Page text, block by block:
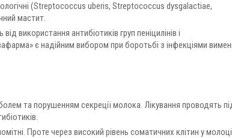
(Streptococcus uberis, Streptococcus dysgalactiae,
мастит.
використання антибіотиків груп пеніцилінів і
є надійним вибором при боротьбі з інфекціями
та порушенням секреції молока. Лікування проводять
Проте через високий рівень соматичних клітин у молоці